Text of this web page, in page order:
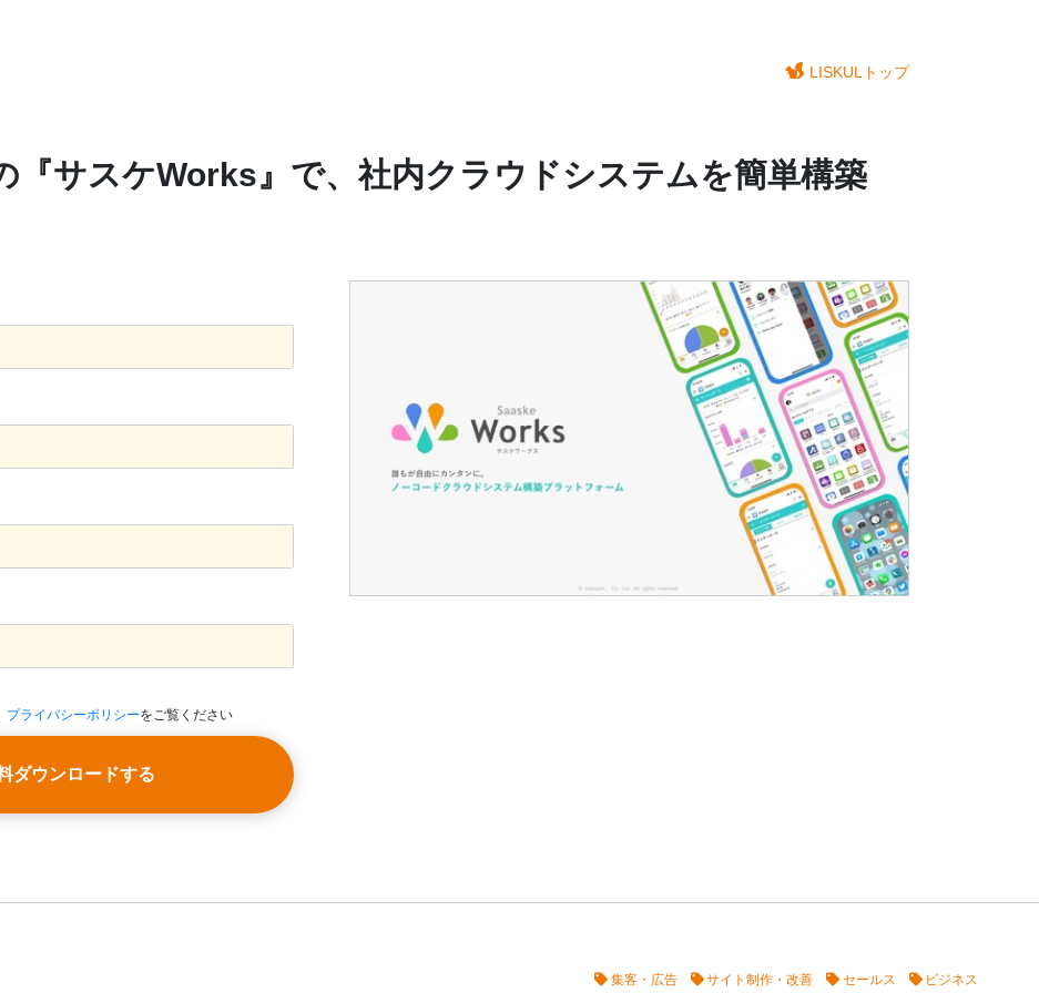
LISKULトップ
『サスケWorks』で、社内クラウドシステムを簡単構築
プライバシーポリシーをご覧ください
ダウンロードする
集客・広告 サイト制作・改善 セールス ビジネス